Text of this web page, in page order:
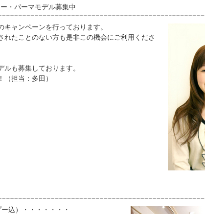
・パーマモデル募集中
キャンペーンを行っております。
れたことのない方も是非この機会にご利用くださ
ルも募集しております。
担当：多田）
込）・・・・・・・